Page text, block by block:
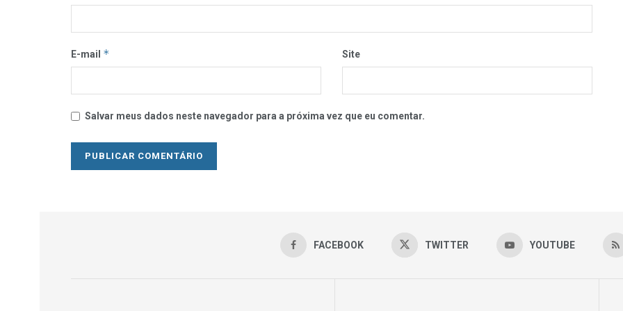
E-mail * Site
Salvar meus dados neste navegador para a próxima vez que eu comentar.
FACEBOOK TWITTER YOUTUBE